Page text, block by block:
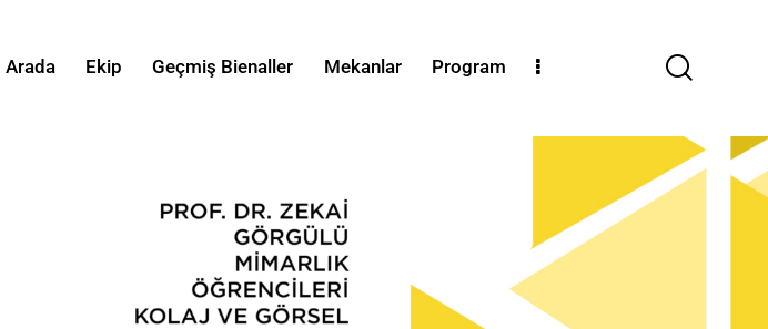
Arada Ekip Geçmiş Bienaller Mekanlar Program